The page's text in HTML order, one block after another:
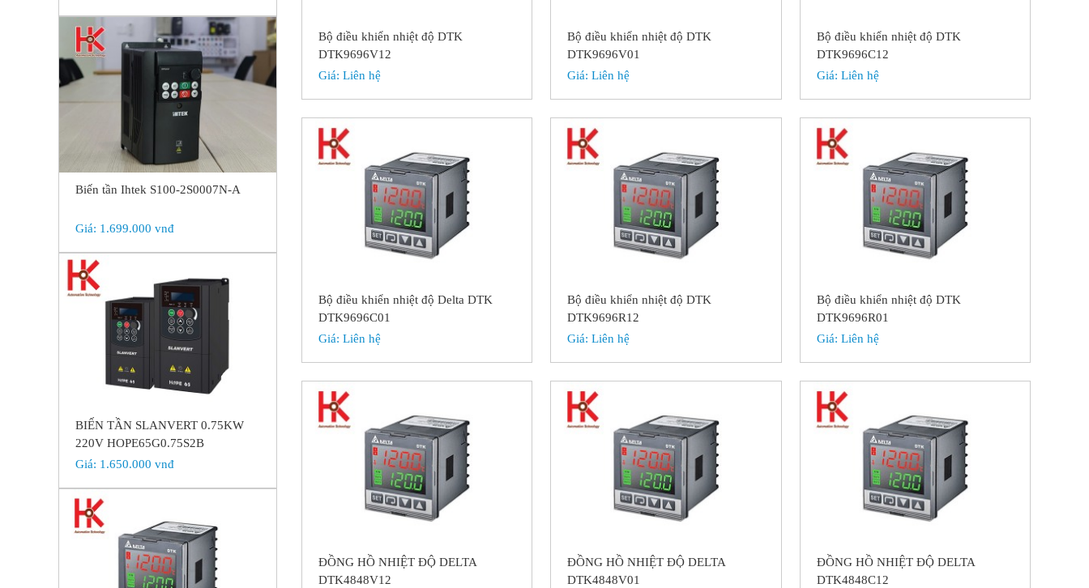
Bộ điều khiển nhiệt độ DTK
DTK9696V12
Giá: Liên hệ
Bộ điều khiển nhiệt độ DTK
DTK9696V01
Giá:Liên hệ
Bộ điều khiển nhiệt độ DTK
DTK9696C12
Giá: Liên hệ
Bộ điều khiển nhiệt độ Delta DTK
DTK9696C01
Giá: Liên hệ
Bộ điều khiển nhiệt độ DTK
DTK9696R12
Giá:Liên hệ
Bộ điều khiển nhiệt độ DTK
DTK9696R01
Giá: Liên hệ
ĐỒNG HỒ NHIỆT ĐỘ DELTA
DTK4848V12
ĐỒNG HỒ NHIỆT ĐỘ DELTA
DTK4848V01
ĐỒNG HỒ NHIỆT ĐỘ DELTA
DTK4848C12
Biến tần Ihtek S100-2S0007N-A
Giá: 1.699.000 vnđ
BIẾN TẦN SLANVERT 0.75KW
220V HOPE65G0.75S2B
Giá: 1.650.000 vnđ